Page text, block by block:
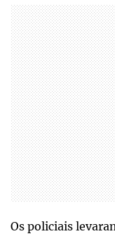
Os policiais